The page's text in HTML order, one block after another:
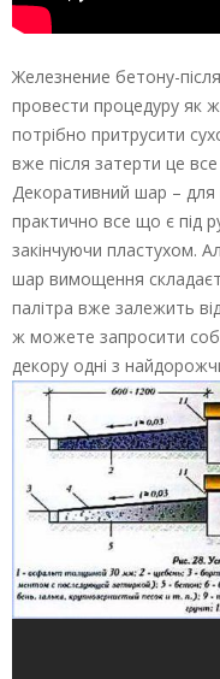
Железнение бетону-
провести процедуру як
потрібно притрусити
вже після затерти це
Декоративний шар –
практично все що є під
закінчуючи пластухом.
шар вимощення
палітра вже залежить
ж можете запросити
декору одні з